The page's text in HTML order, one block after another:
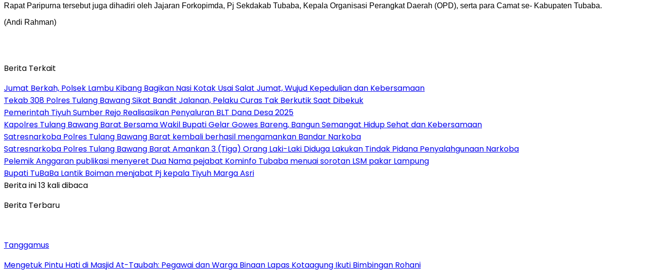
Rapat Paripurna tersebut juga dihadiri oleh Jajaran Forkopimda, Pj Sekdakab Tubaba, Kepala Organisasi Perangkat Daerah (OPD), serta para Camat se- Kabupaten Tubaba.
(Andi Rahman)
Berita Terkait
Jumat Berkah, Polsek Lambu Kibang Bagikan Nasi Kotak Usai Salat Jumat, Wujud Kepedulian dan Kebersamaan
Tekab 308 Polres Tulang Bawang Sikat Bandit Jalanan, Pelaku Curas Tak Berkutik Saat Dibekuk
Pemerintah Tiyuh Sumber Rejo Realisasikan Penyaluran BLT Dana Desa 2025
Kapolres Tulang Bawang Barat Bersama Wakil Bupati Gelar Gowes Bareng, Bangun Semangat Hidup Sehat dan Kebersamaan
Satresnarkoba Polres Tulang Bawang Barat kembali berhasil mengamankan Bandar Narkoba
Satresnarkoba Polres Tulang Bawang Barat Amankan 3 (Tiga) Orang Laki-Laki Diduga Lakukan Tindak Pidana Penyalahgunaan Narkoba
Pelemik Anggaran publikasi menyeret Dua Nama pejabat Kominfo Tubaba menuai sorotan LSM pakar Lampung
Bupati TuBaBa Lantik Boiman menjabat Pj kepala Tiyuh Marga Asri
Berita ini 13 kali dibaca
Berita Terbaru
Tanggamus
Mengetuk Pintu Hati di Masjid At-Taubah: Pegawai dan Warga Binaan Lapas Kotaagung Ikuti Bimbingan Rohani